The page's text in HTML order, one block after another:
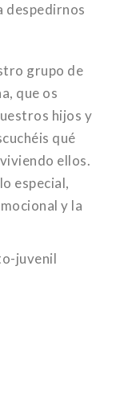
despedirnos
grupo de
​​que os
hijos y
qué
ellos.
especial,
y la
juvenil